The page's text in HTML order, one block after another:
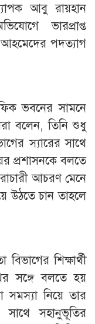
আবু রায়হান
ভারপ্রাপ্ত
আহমেদের পদত্যাগ
ভবনের সামনে
বলেন, তিনি শুধু
স্যারের সাথে
প্রশাসনকে বলতে
আচরণ মেনে
উঠতে চান তাহলে
শিক্ষার্থী
সঙ্গে বলতে হয়
সমস্যা নিয়ে তার
সহানুভূতির